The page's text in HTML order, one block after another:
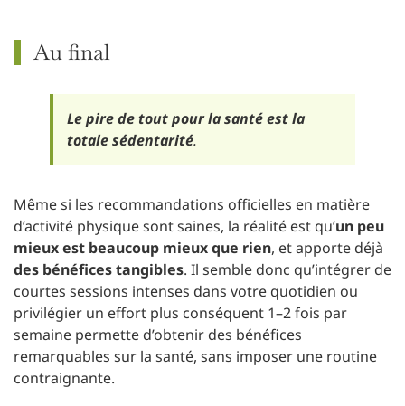
Au final
Le pire de tout pour la santé est la
totale sédentarité.
Même si les recommandations officielles en matière
d’activité physique sont saines, la réalité est qu’un peu
mieux est beaucoup mieux que rien, et apporte déjà
des bénéfices tangibles. Il semble donc qu’intégrer de
courtes sessions intenses dans votre quotidien ou
privilégier un effort plus conséquent 1–2 fois par
semaine permette d’obtenir des bénéfices
remarquables sur la santé, sans imposer une routine
contraignante.